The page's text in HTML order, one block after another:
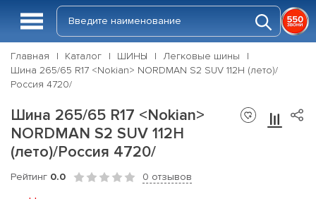
Главная Каталог ШИНЫ
Легковые шины
Шина 265/65 R17 <Nokian> NORDMAN S2 SUV 112H (лето)/
Россия 4720/
Шина 265/65 R17 <Nokian>
NORDMAN S2 SUV 112H
(лето)/Россия 4720/
Рейтинг 0.0 0 отзывов